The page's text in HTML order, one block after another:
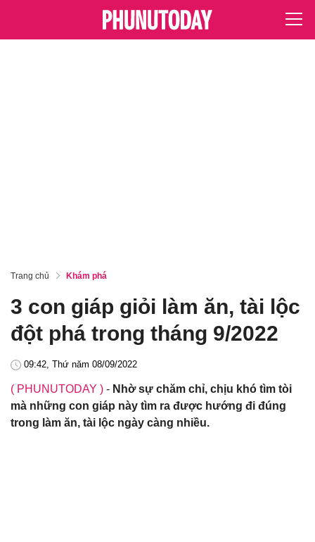
Trang chủ Khám phá
3 con giáp giỏi làm ăn, tài lộc
đột phá trong tháng 9/2022
09:42, Thứ năm 08/09/2022
( PHUNUTODAY ) - Nhờ sự chăm chỉ, chịu khó tìm tòi
mà những con giáp này tìm ra được hướng đi đúng
trong làm ăn, tài lộc ngày càng nhiều.